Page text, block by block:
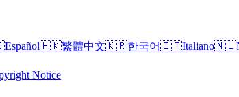
Español🇭🇰繁體中文🇰🇷한국어🇮🇹Italiano🇳🇱
Notice